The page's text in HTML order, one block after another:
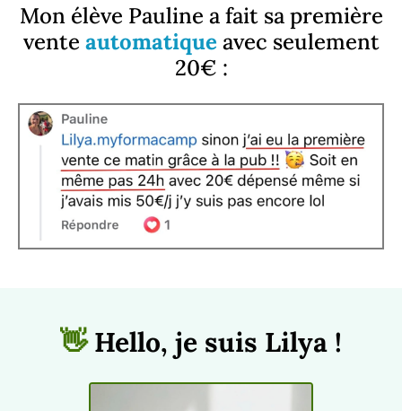
Mon élève Pauline a fait sa première
vente automatique avec seulement
20€ :
👋Hello, je suis Lilya !